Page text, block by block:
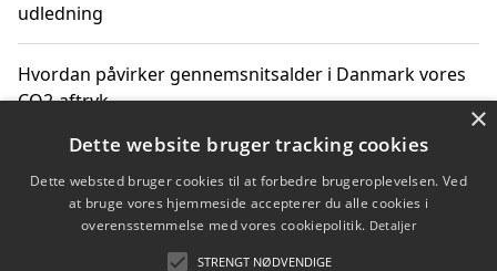
udledning
Hvordan påvirker gennemsnitsalder i Danmark vores
CO2-aftryk
Hvordan nyheder om CO2-udledning påvirker vores
hverdag
×
Dette website bruger tracking cookies
Dette websted bruger cookies til at forbedre brugeroplevelsen. Ved
at bruge vores hjemmeside accepterer du alle cookies i
overensstemmelse med vores cookiepolitik. Detaljer
STRENGT NØDVENDIGE